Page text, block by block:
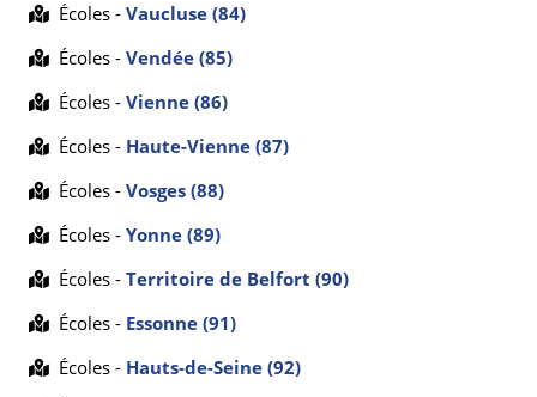
Écoles - Vaucluse (84)
Écoles - Vendée (85)
Écoles - Vienne (86)
Écoles - Haute-Vienne (87)
Écoles - Vosges (88)
Écoles - Yonne (89)
Écoles - Territoire de Belfort (90)
Écoles - Essonne (91)
Écoles - Hauts-de-Seine (92)